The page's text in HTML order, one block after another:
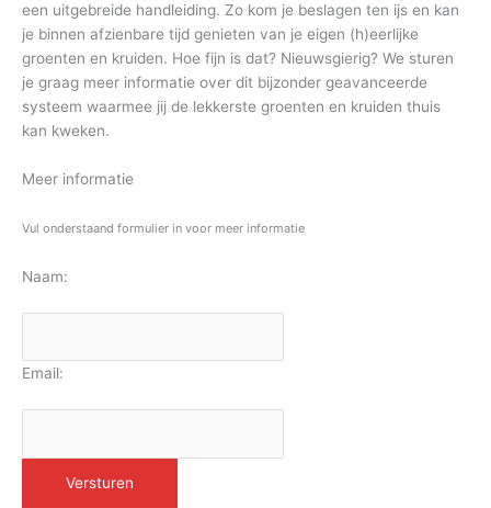
een uitgebreide handleiding. Zo kom je beslagen ten ijs en kan
je binnen afzienbare tijd genieten van je eigen (h)eerlijke
groenten en kruiden. Hoe fijn is dat? Nieuwsgierig? We sturen
je graag meer informatie over dit bijzonder geavanceerde
systeem waarmee jij de lekkerste groenten en kruiden thuis
kan kweken.
Meer informatie
Vul onderstaand formulier in voor meer informatie
Naam:
Email: